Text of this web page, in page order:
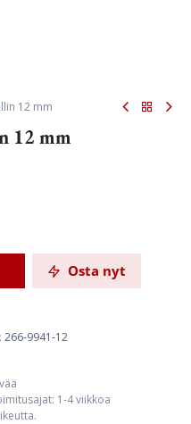
12 mm
12 mm
Osta nyt
266-9941-12
1-4 viikkoa